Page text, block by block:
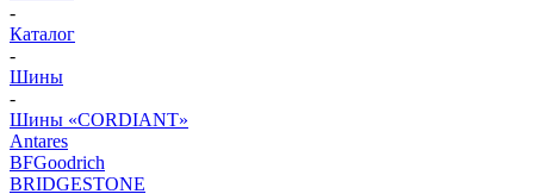
-
Каталог
-
Шины
-
Шины «CORDIANT»
Antares
BFGoodrich
BRIDGESTONE